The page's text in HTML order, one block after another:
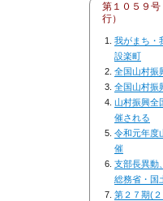
第１０５９
行）
我がまち・
設楽町
全国山村振
全国山村振
山村振興全
催される
令和元年度
催
支部長異動
総務省・国
第２７期(